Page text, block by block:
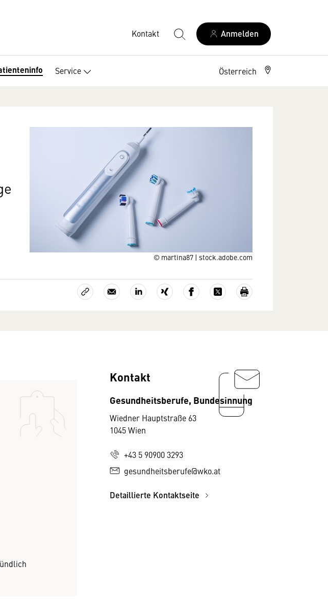
Kontakt Anmelden
Service Österreich
© martina87 | stock.adobe.com
Kontakt
Gesundheitsberufe, Bundesinnung
Wiedner Hauptstraße 63
1045 Wien
+43 5 90900 3293
gesundheitsberufe@wko.at
Detaillierte Kontaktseite